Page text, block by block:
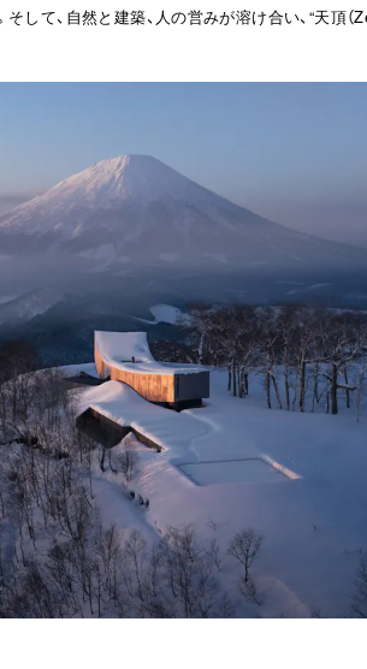
して、自然と建築、人の営みが溶け合い、“天頂（